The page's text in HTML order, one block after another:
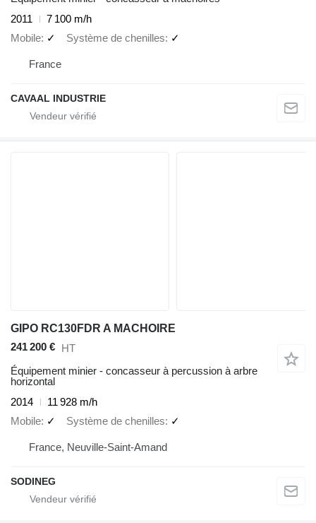
2011
7 100 m/h
Mobile ✓ Système de chenilles ✓
France
CAVAAL INDUSTRIE
GIPO RC130FDR A MACHOIRE
241 200 € HT
Équipement minier - concasseur à percussion à arbre
horizontal
2014
11 928 m/h
Mobile ✓ Système de chenilles ✓
France, Neuville-Saint-Amand
SODINEG